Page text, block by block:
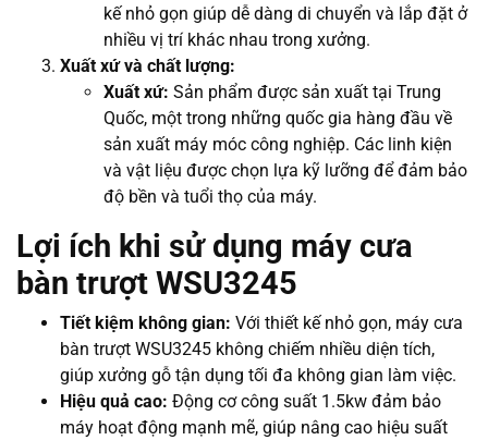
kế nhỏ gọn giúp dễ dàng di chuyển và lắp đặt ở
nhiều vị trí khác nhau trong xưởng.
Xuất xứ và chất lượng:
Xuất xứ: Sản phẩm được sản xuất tại Trung
Quốc, một trong những quốc gia hàng đầu về
sản xuất máy móc công nghiệp. Các linh kiện
và vật liệu được chọn lựa kỹ lưỡng để đảm bảo
độ bền và tuổi thọ của máy.
Lợi ích khi sử dụng máy cưa
bàn trượt WSU3245
Tiết kiệm không gian: Với thiết kế nhỏ gọn, máy cưa
bàn trượt WSU3245 không chiếm nhiều diện tích,
giúp xưởng gỗ tận dụng tối đa không gian làm việc.
Hiệu quả cao: Động cơ công suất 1.5kw đảm bảo
máy hoạt động mạnh mẽ, giúp nâng cao hiệu suất